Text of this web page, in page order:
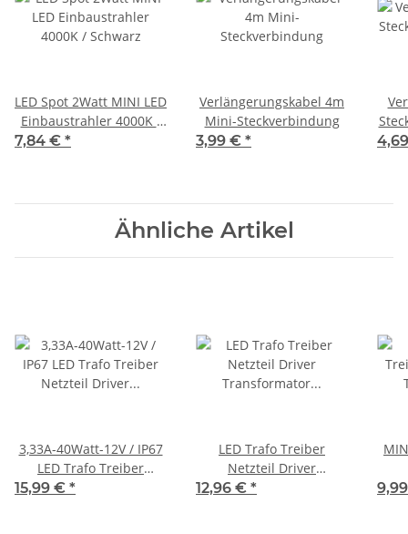
LED Spot 2Watt MINI LED
Einbaustrahler 4000K /
Schwarz
7,84 € *
Verlängerungskabel 4m
Mini-Steckverbindung
3,99 € *
Ähnliche Artikel
3,33A-40Watt-12V / IP67
LED Trafo Treiber
Netzteil Driver
15,99 € *
LED Trafo Treiber
Netzteil Driver
Transformator 2,5A-
12,96 € *